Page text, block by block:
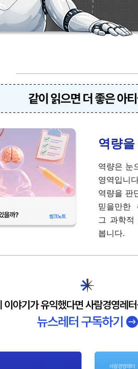
역량을
역량은 눈
영역입니
역량을 판
믿을만한
그 과학적
봅니다.